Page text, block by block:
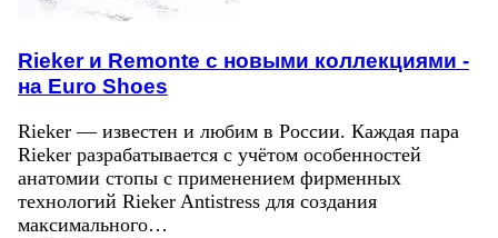
Rieker и Remonte с новыми коллекциями -
на Euro Shoes
Rieker — известен и любим в России. Каждая пара
Rieker разрабатывается с учётом особенностей
анатомии стопы с применением фирменных
технологий Rieker Antistress для создания
максимального…